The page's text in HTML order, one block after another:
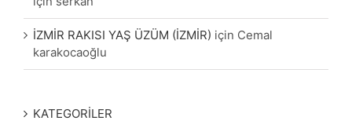
İZMİR RAKISI YAŞ ÜZÜM (İZMİR) için Cemal
karakocaoğlu
KATEGORİLER